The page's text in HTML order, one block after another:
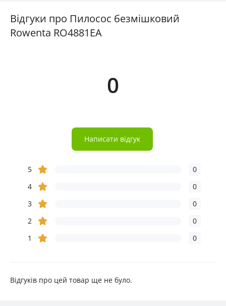
Відгуки про Пилосос безмішковий
Rowenta RO4881EA
0
Написати відгук
5
0
4
0
3
0
2
0
1
0
Відгуків про цей товар ще не було.